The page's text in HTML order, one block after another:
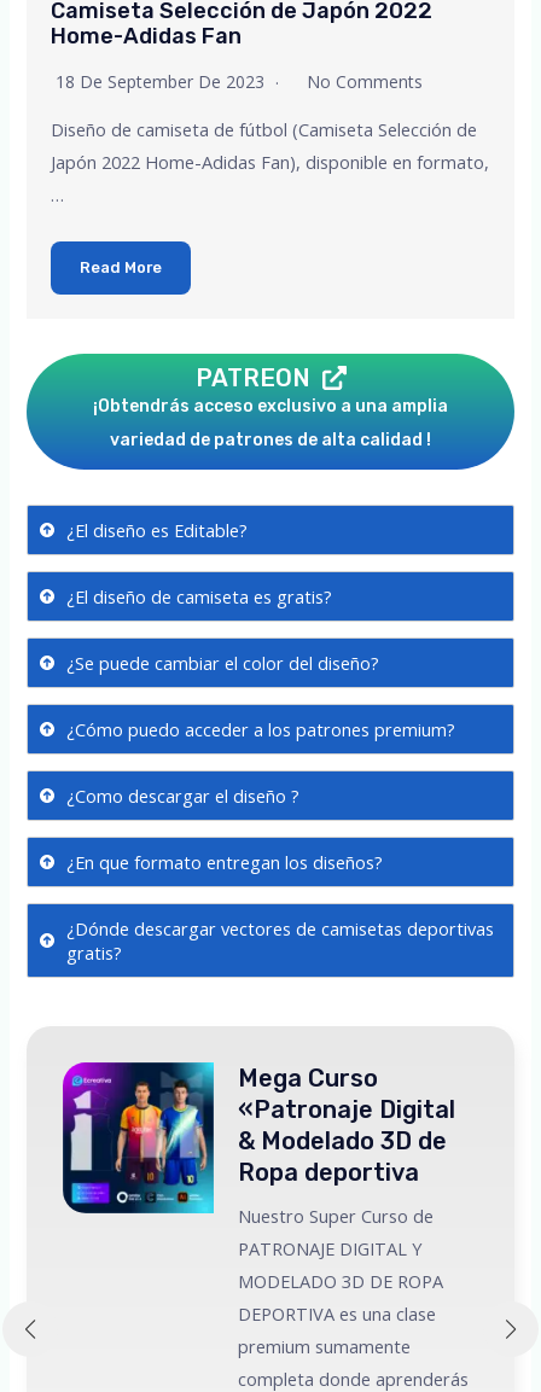
Camiseta Selección de Japón 2022
Home-Adidas Fan
18 De September De 2023 No Comments
Diseño de camiseta de fútbol (Camiseta Selección de
Japón 2022 Home-Adidas Fan), disponible en formato,
…
Read More
PATREON
¡Obtendrás acceso exclusivo a una amplia
variedad de patrones de alta calidad !
¿El diseño es Editable?
¿El diseño de camiseta es gratis?
¿Se puede cambiar el color del diseño?
¿Cómo puedo acceder a los patrones premium?
¿Como descargar el diseño ?
¿En que formato entregan los diseños?
¿Dónde descargar vectores de camisetas deportivas
gratis?
Mega Curso
«Patronaje Digital
& Modelado 3D de
Ropa deportiva
Nuestro Super Curso de
PATRONAJE DIGITAL Y
MODELADO 3D DE ROPA
DEPORTIVA es una clase
premium sumamente
completa donde aprenderás